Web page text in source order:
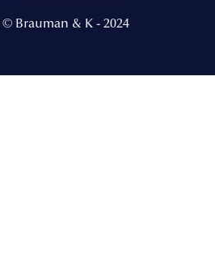
Brauman & K - 2024